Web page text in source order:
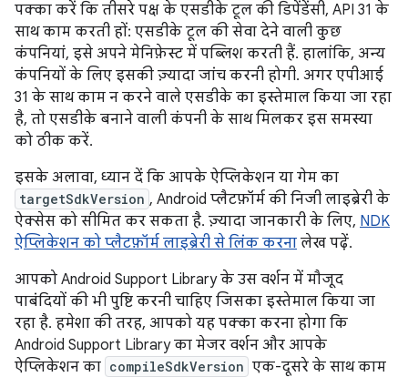
पक्का करें कि तीसरे पक्ष के एसडीके टूल की डिपेंडेंसी, API 31 के
साथ काम करती हों: एसडीके टूल की सेवा देने वाली कुछ
कंपनियां, इसे अपने मेनिफ़ेस्ट में पब्लिश करती हैं. हालांकि, अन्य
कंपनियों के लिए इसकी ज़्यादा जांच करनी होगी. अगर एपीआई
31 के साथ काम न करने वाले एसडीके का इस्तेमाल किया जा रहा
है, तो एसडीके बनाने वाली कंपनी के साथ मिलकर इस समस्या
को ठीक करें.
इसके अलावा, ध्यान दें कि आपके ऐप्लिकेशन या गेम का
targetSdkVersion , Android प्लैटफ़ॉर्म की निजी लाइब्रेरी के
ऐक्सेस को सीमित कर सकता है. ज़्यादा जानकारी के लिए, NDK
ऐप्लिकेशन को प्लैटफ़ॉर्म लाइब्रेरी से लिंक करना लेख पढ़ें.
आपको Android Support Library के उस वर्शन में मौजूद
पाबंदियों की भी पुष्टि करनी चाहिए जिसका इस्तेमाल किया जा
रहा है. हमेशा की तरह, आपको यह पक्का करना होगा कि
Android Support Library का मेजर वर्शन और आपके
ऐप्लिकेशन का compileSdkVersion एक-दूसरे के साथ काम